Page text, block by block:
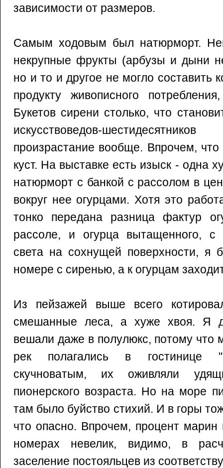
зависимости от размеров.
Самым ходовым был натюрморт.
некрупные фрукты (арбузы и дыни
но и то и другое не могло составить
продукту живописного
Букетов сирени столько, что
искусствоведов-
произрастание вообще. Впрочем, что
куст. На выставке есть изыск - одна
натюрморт с банкой с рассолом в
вокруг нее огурцами. Хотя это
тонко передана разница фактур
рассоле, и огурца вытащенного, с
света на сохнущей поверхности, я
номере с сиренью, а к огурцам
Из пейзажей выше всего
смешанные леса, а хуже хвоя. Я
вешали даже в полулюкс, потому что
рек полагались в гостинице
скучноватым, их оживляли
пионерского возраста. Но на море
там было буйство стихий. И в горы
что опасно. Впрочем, процент
номерах невелик, видимо, в
заселение постояльцев из